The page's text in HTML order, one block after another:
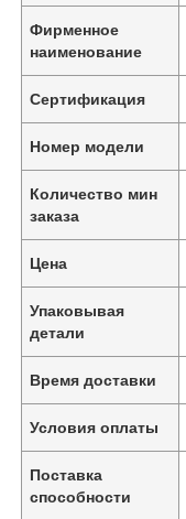
Фирменное
наименование
Сертификация
Номер модели
Количество мин
заказа
Цена
Упаковывая
детали
Время доставки
Условия оплаты
Поставка
способности